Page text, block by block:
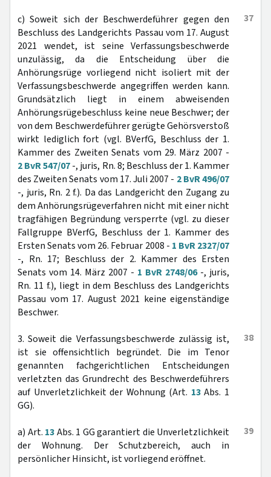
37
c) Soweit sich der Beschwerdeführer gegen den
Beschluss des Landgerichts Passau vom 17. August
2021 wendet, ist seine Verfassungsbeschwerde
unzulässig, da die Entscheidung über die
Anhörungsrüge vorliegend nicht isoliert mit der
Verfassungsbeschwerde angegriffen werden kann.
Grundsätzlich liegt in einem abweisenden
Anhörungsrügebeschluss keine neue Beschwer; der
von dem Beschwerdeführer gerügte Gehörsverstoß
wirkt lediglich fort (vgl. BVerfG, Beschluss der 1.
Kammer des Zweiten Senats vom 29. März 2007 -
2 BvR 547/07-, juris, Rn. 8; Beschluss der 1. Kammer
des Zweiten Senats vom 17. Juli 2007 - 2 BvR 496/07
-, juris, Rn. 2 f.). Da das Landgericht den Zugang zu
dem Anhörungsrügeverfahren nicht mit einer nicht
tragfähigen Begründung versperrte (vgl. zu dieser
Fallgruppe BVerfG, Beschluss der 1. Kammer des
Ersten Senats vom 26. Februar 2008 - 1 BvR 2327/07
-, Rn. 17; Beschluss der 2. Kammer des Ersten
Senats vom 14. März 2007 - 1 BvR 2748/06-, juris,
Rn. 11 f.), liegt in dem Beschluss des Landgerichts
Passau vom 17. August 2021 keine eigenständige
Beschwer.
38
3. Soweit die Verfassungsbeschwerde zulässig ist,
ist sie offensichtlich begründet. Die im Tenor
genannten fachgerichtlichen Entscheidungen
verletzten das Grundrecht des Beschwerdeführers
auf Unverletzlichkeit der Wohnung (Art. 13Abs. 1
GG).
39
a) Art. 13Abs. 1 GG garantiert die Unverletzlichkeit
der Wohnung. Der Schutzbereich, auch in
persönlicher Hinsicht, ist vorliegend eröffnet.